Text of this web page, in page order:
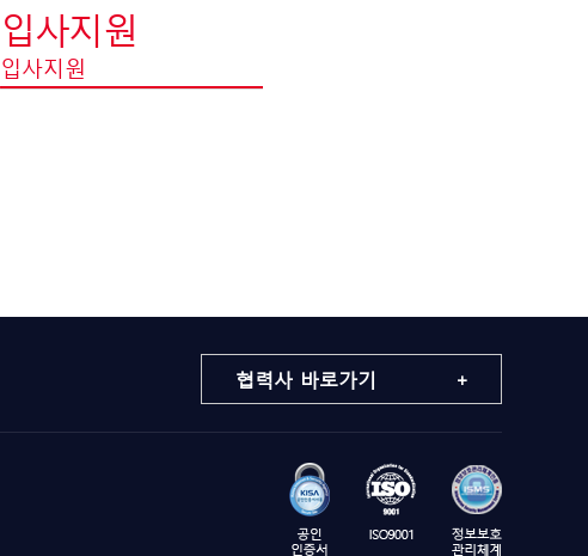
입사지원
입사지원
협력사 바로가기 +